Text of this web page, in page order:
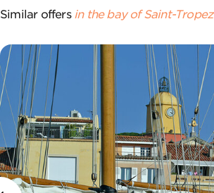
Similar offers in the bay of Saint-Tropez